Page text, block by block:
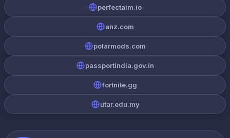
perfectaim.io
anz.com
polarmods.com
passportindia.gov.in
fortnite.gg
utar.edu.my